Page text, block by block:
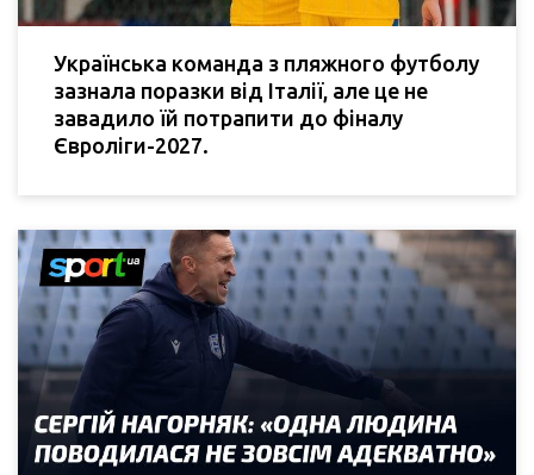
Українська команда з пляжного футболу
зазнала поразки від Італії, але це не
завадило їй потрапити до фіналу
Євроліги-2027.